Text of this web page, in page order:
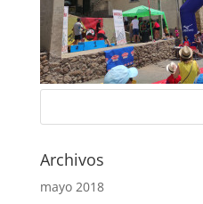
Archivos
mayo 2018